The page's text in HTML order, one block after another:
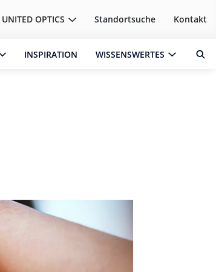
UNITED OPTICS Standortsuche Kontakt
INSPIRATION WISSENSWERTES